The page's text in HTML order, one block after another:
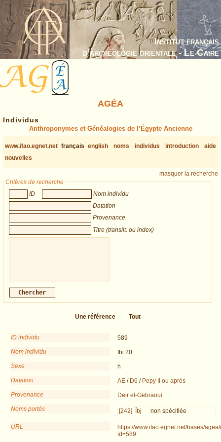
Institut français
d’archéologie orientale - Le Caire
AGÉA
Individus
Anthroponymes et Généalogies de l’Égypte Ancienne
www.ifao.egnet.net français english noms individus introduction
aide
nouvelles
masquer la recherche
Critères de recherche
ID
Nom individu
Datation
Provenance
Titre (translit. ou index)
Une référence Tout
ID individu
589
Nom individu
Ibi 20
Sexe
h
Datation
AE / D6 / Pepy II ou après
Provenance
Deir el-Gebraoui
Noms portés
[242] Ỉbj non spécifiée
URL
https://www.ifao.egnet.net/bases/
id=589